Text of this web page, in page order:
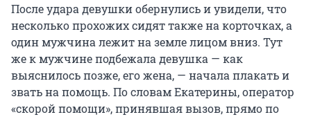
После удара девушки обернулись и увидели, что
несколько прохожих сидят также на корточках, а
один мужчина лежит на земле лицом вниз. Тут
же к мужчине подбежала девушка — как
выяснилось позже, его жена, — начала плакать и
звать на помощь. По словам Екатерины, оператор
«скорой помощи», принявшая вызов, прямо по